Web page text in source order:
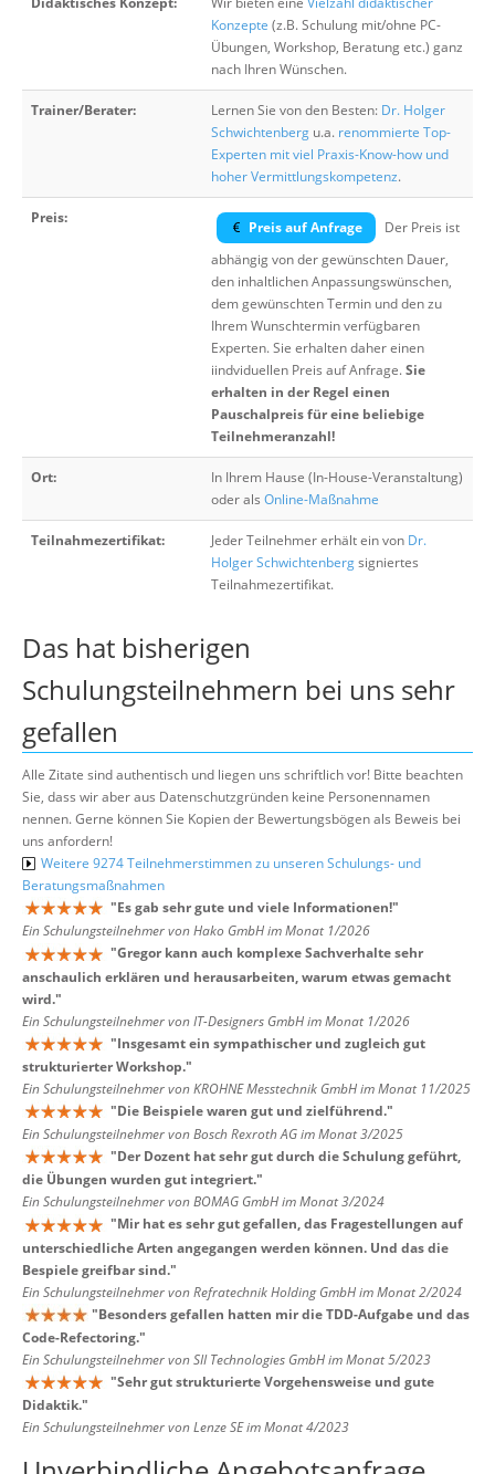
Konzepte (z.B. Schulung mit/ohne PC-
Übungen, Workshop, Beratung etc.) ganz
nach Ihren Wünschen.
Trainer/Berater: Lernen Sie von den Besten: Dr. Holger
Schwichtenberg u.a. renommierte Top-
Experten mit viel Praxis-Know-how und
hoher Vermittlungskompetenz.
Preis:
Preis auf Anfrage
Der Preis ist
abhängig von der gewünschten Dauer,
den inhaltlichen Anpassungswünschen,
dem gewünschten Termin und den zu
Ihrem Wunschtermin verfügbaren
Experten. Sie erhalten daher einen
iindviduellen Preis auf Anfrage.Sie
erhalten in der Regel einen
Pauschalpreis für eine beliebige
Teilnehmeranzahl!
Ort:
In Ihrem Hause (In-House-Veranstaltung)
oder als Online-Maßnahme
Teilnahmezertifikat: Jeder Teilnehmer erhält ein von Dr.
Holger Schwichtenbergsigniertes
Teilnahmezertifikat.
Das hat bisherigen
Schulungsteilnehmern bei uns sehr
gefallen
Alle Zitate sind authentisch und liegen uns schriftlich vor! Bitte beachten
Sie, dass wir aber aus Datenschutzgründen keine Personennamen
nennen. Gerne können Sie Kopien der Bewertungsbögen als Beweis bei
uns anfordern!
Weitere 9274 Teilnehmerstimmen zu unseren Schulungs- und
Beratungsmaßnahmen
"Es gab sehr gute und viele Informationen!"
Ein Schulungsteilnehmer von Hako GmbH im Monat 1/2026
"Gregor kann auch komplexe Sachverhalte sehr
anschaulich erklären und herausarbeiten, warum etwas gemacht
wird."
Ein Schulungsteilnehmer von IT-Designers GmbH im Monat 1/2026
"Insgesamt ein sympathischer und zugleich gut
strukturierter Workshop."
Ein Schulungsteilnehmer von KROHNE Messtechnik GmbH im Monat 11/2025
"Die Beispiele waren gut und zielführend."
Ein Schulungsteilnehmer von Bosch Rexroth AG im Monat 3/2025
"Der Dozent hat sehr gut durch die Schulung geführt,
die Übungen wurden gut integriert."
Ein Schulungsteilnehmer von BOMAG GmbH im Monat 3/2024
"Mir hat es sehr gut gefallen, das Fragestellungen auf
unterschiedliche Arten angegangen werden können. Und das die
Bespiele greifbar sind."
Ein Schulungsteilnehmer von Refratechnik Holding GmbH im Monat 2/2024
"Besonders gefallen hatten mir die TDD-Aufgabe und das
Code-Refectoring."
Ein Schulungsteilnehmer von SII Technologies GmbH im Monat 5/2023
"Sehr gut strukturierte Vorgehensweise und gute
Didaktik."
Ein Schulungsteilnehmer von Lenze SE im Monat 4/2023